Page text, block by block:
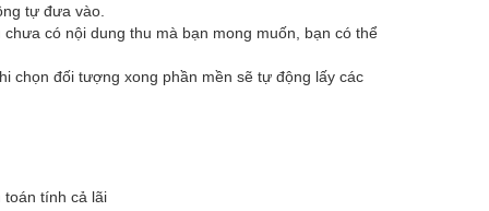
tự đưa vào.
có nội dung thu mà bạn mong muốn, bạn có thể
chọn đối tượng xong phần mền sẽ tự động lấy các
toán tính cả lãi